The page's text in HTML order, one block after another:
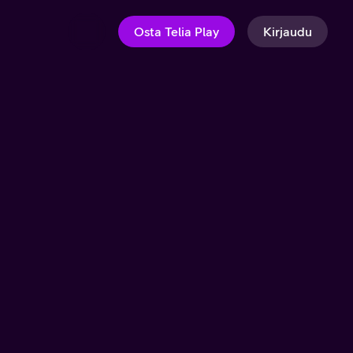
Osta Telia Play Kirjaudu